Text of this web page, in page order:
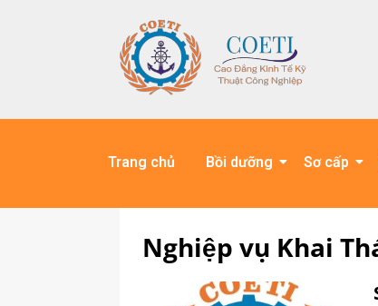
Trang chủ Bồi dưỡng Sơ cấp
Nghiệp vụ Khai